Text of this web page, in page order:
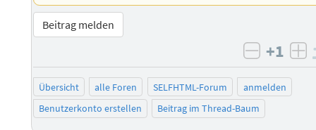
Beitrag melden
negativ
+1
Übersicht alle Foren SELFHTML-Forum
anmelden
Benutzerkonto erstellen
Beitrag im Thread-Baum